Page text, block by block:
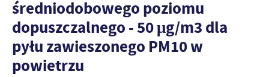
średniodobowego poziomu
dopuszczalnego - 50 μg/m3 dla
pyłu zawieszonego PM10 w
powietrzu